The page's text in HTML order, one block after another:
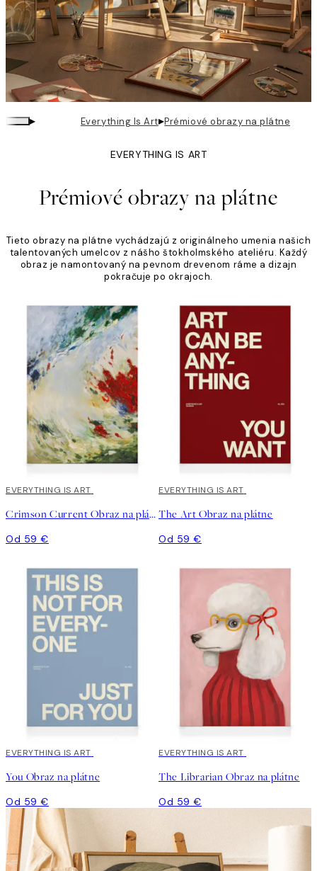
▸ Everything Is Art▸Prémiové obrazy na plátne
EVERYTHING IS ART
Prémiové obrazy na plátne
Tieto obrazy na plátne vychádzajú z originálneho umenia našich
talentovaných umelcov z nášho štokholmského ateliéru. Každý
obraz je namontovaný na pevnom drevenom ráme a dizajn
pokračuje po okrajoch.
EVERYTHING IS ART
Crimson Current Obraz na plátne
Od 59 €
EVERYTHING IS ART
The Art Obraz na plátne
Od 59 €
EVERYTHING IS ART
You Obraz na plátne
Od 59 €
EVERYTHING IS ART
The Librarian Obraz na plátne
Od 59 €